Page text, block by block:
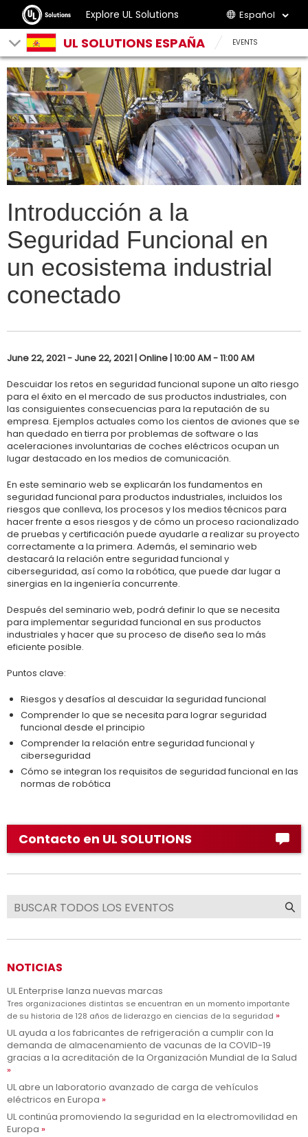
Explore UL Solutions Español
UL SOLUTIONS ESPAÑA EVENTS
Introducción a la
Seguridad Funcional en
un ecosistema industrial
conectado
June 22, 2021 - June 22, 2021 | Online | 10:00 AM - 11:00 AM
Descuidar los retos en seguridad funcional supone un alto riesgo
para el éxito en el mercado de sus productos industriales, con
las consiguientes consecuencias para la reputación de su
empresa. Ejemplos actuales como los cientos de aviones que se
han quedado en tierra por problemas de software o las
aceleraciones involuntarias de coches eléctricos ocupan un
lugar destacado en los medios de comunicación.
En este seminario web se explicarán los fundamentos en
seguridad funcional para productos industriales, incluidos los
riesgos que conlleva, los procesos y los medios técnicos para
hacer frente a esos riesgos y de cómo un proceso racionalizado
de pruebas y certificación puede ayudarle a realizar su proyecto
correctamente a la primera. Además, el seminario web
destacará la relación entre seguridad funcional y
ciberseguridad, así como la robótica, que puede dar lugar a
sinergias en la ingeniería concurrente.
Después del seminario web, podrá definir lo que se necesita
para implementar seguridad funcional en sus productos
industriales y hacer que su proceso de diseño sea lo más
eficiente posible.
Puntos clave:
Riesgos y desafíos al descuidar la seguridad funcional
Comprender lo que se necesita para lograr seguridad
funcional desde el principio
Comprender la relación entre seguridad funcional y
ciberseguridad
Cómo se integran los requisitos de seguridad funcional en las
normas de robótica
Contacto en UL SOLUTIONS
NOTICIAS
UL Enterprise lanza nuevas marcas
Tres organizaciones distintas se encuentran en un momento importante
de su historia de 128 años de liderazgo en ciencias de la seguridad
UL ayuda a los fabricantes de refrigeración a cumplir con la
demanda de almacenamiento de vacunas de la COVID-19
gracias a la acreditación de la Organización Mundial de la Salud
UL abre un laboratorio avanzado de carga de vehículos
eléctricos en Europa
UL continúa promoviendo la seguridad en la electromovilidad en
Europa